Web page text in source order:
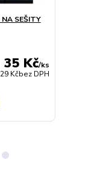
NA SEŠITY
35 Kč/ks
29 Kčbez DPH